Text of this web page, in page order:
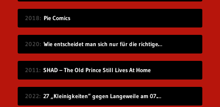
2018 Pie Comics
2020 Wie entscheidet man sich nur für die richtige Idee?
2011 SHAD – The Old Prince Still Lives At Home
2022 27 „Kleinigkeiten“ gegen Langeweile am 07.08.2022